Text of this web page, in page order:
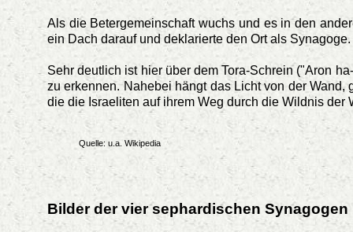
Als die Betergemeinschaft wuchs und es in den
ein Dach darauf und deklarierte den Ort als Synagoge.
Sehr deutlich ist hier über dem Tora-Schrein ("Aron
zu erkennen. Nahebei hängt das Licht von der
die die Israeliten auf ihrem Weg durch die Wildnis der
Quelle: u.a. Wikipedia
Bilder der vier sephardischen Synagogen